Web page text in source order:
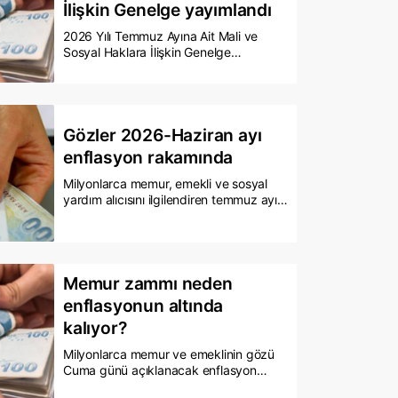
İlişkin Genelge yayımlandı
2026 Yılı Temmuz Ayına Ait Mali ve
Sosyal Haklara İlişkin Genelge
Gözler 2026-Haziran ayı
enflasyon rakamında
Milyonlarca memur, emekli ve sosyal
yardım alıcısını ilgilendiren temmuz ayı
için yüzde 16,61, memurlar için ise
yüzde 12,41'lik artış şimdiden netleşti.
Memur zammı neden
enflasyonun altında
kalıyor?
Milyonlarca memur ve emeklinin gözü
Cuma günü açıklanacak enflasyon